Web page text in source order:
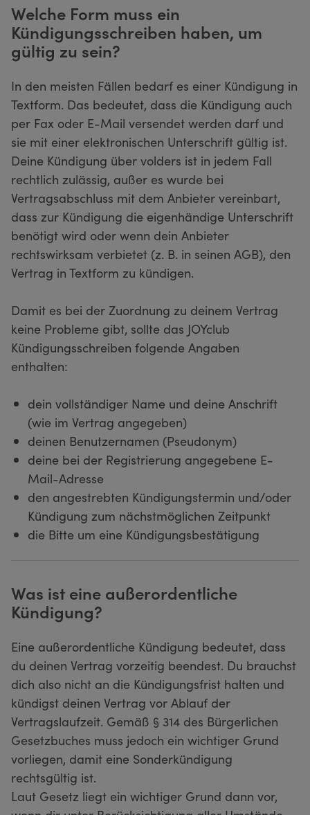
Welche Form muss ein
Kündigungsschreiben haben, um
gültig zu sein?
In den meisten Fällen bedarf es einer Kündigung in
Textform. Das bedeutet, dass die Kündigung auch
per Fax oder E-Mail versendet werden darf und
sie mit einer elektronischen Unterschrift gültig ist.
Deine Kündigung über volders ist in jedem Fall
rechtlich zulässig, außer es wurde bei
Vertragsabschluss mit dem Anbieter vereinbart,
dass zur Kündigung die eigenhändige Unterschrift
benötigt wird oder wenn dein Anbieter
rechtswirksam verbietet (z. B. in seinen AGB), den
Vertrag in Textform zu kündigen.
Damit es bei der Zuordnung zu deinem Vertrag
keine Probleme gibt, sollte das JOYclub
Kündigungsschreiben folgende Angaben
enthalten:
dein vollständiger Name und deine Anschrift
(wie im Vertrag angegeben)
deinen Benutzernamen (Pseudonym)
deine bei der Registrierung angegebene E-
Mail-Adresse
den angestrebten Kündigungstermin und/oder
Kündigung zum nächstmöglichen Zeitpunkt
die Bitte um eine Kündigungsbestätigung
Was ist eine außerordentliche
Kündigung?
Eine außerordentliche Kündigung bedeutet, dass
du deinen Vertrag vorzeitig beendest. Du brauchst
dich also nicht an die Kündigungsfrist halten und
kündigst deinen Vertrag vor Ablauf der
Vertragslaufzeit. Gemäß § 314 des Bürgerlichen
Gesetzbuches muss jedoch ein wichtiger Grund
vorliegen, damit eine Sonderkündigung
rechtsgültig ist.
Laut Gesetz liegt ein wichtiger Grund dann vor,